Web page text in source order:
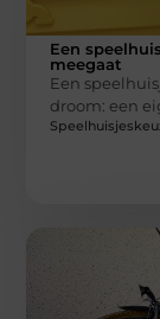
Een
meegaat
Een
droom: een